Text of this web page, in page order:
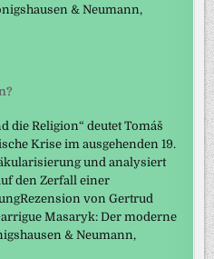
& Neumann,
die Religion“ deutet Tomáš
Krise im ausgehenden 19.
und analysiert
den Zerfall einer
von Gertrud
Masaryk: Der moderne
& Neumann,